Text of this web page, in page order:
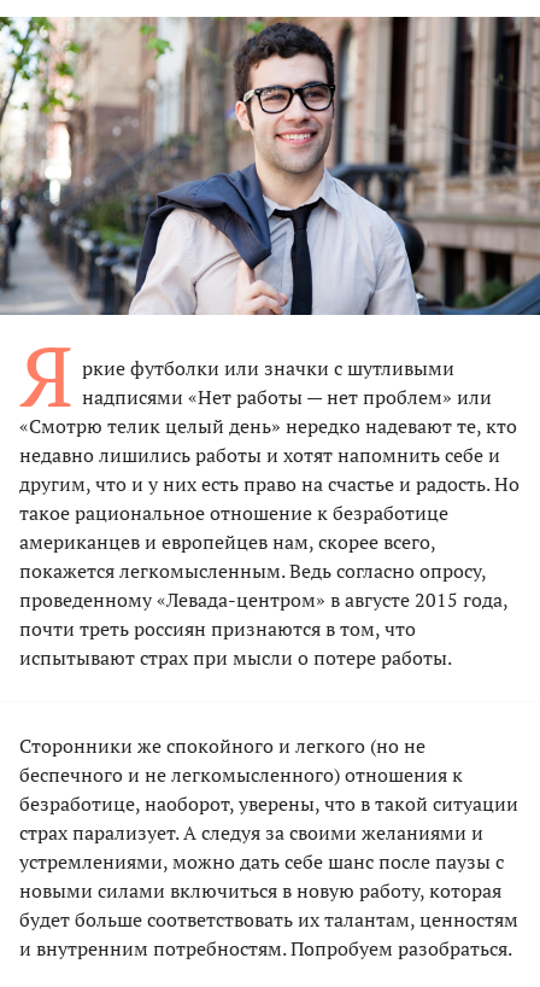
Я ркие футболки или значки с шутливыми
надписями «Нет работы — нет проблем» или
«Смотрю телик целый день» нередко надевают те, кто
недавно лишились работы и хотят напомнить себе и
другим, что и у них есть право на счастье и радость. Но
такое рациональное отношение к безработице
американцев и европейцев нам, скорее всего,
покажется легкомысленным. Ведь согласно опросу,
проведенному «Левада-центром» в августе 2015 года,
почти треть россиян признаются в том, что
испытывают страх при мысли о потере работы.
Сторонники же спокойного и легкого (но не
беспечного и не легкомысленного) отношения к
безработице, наоборот, уверены, что в такой ситуации
страх парализует. А следуя за своими желаниями и
устремлениями, можно дать себе шанс после паузы с
новыми силами включиться в новую работу, которая
будет больше соответствовать их талантам, ценностям
и внутренним потребностям. Попробуем разобраться.